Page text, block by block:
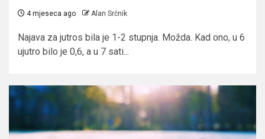
4 mjeseca ago Alan Srčnik
Najava za jutros bila je 1-2 stupnja. Možda. Kad ono, u 6
ujutro bilo je 0,6, a u 7 sati...